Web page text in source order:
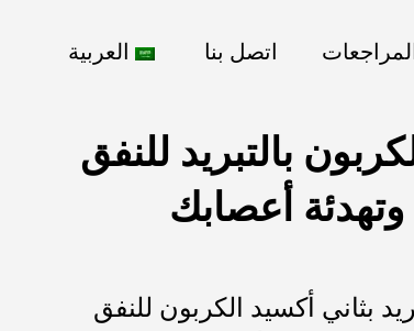
اتصل بنا العربية
بالتبريد للنفق
أعصابك
بثاني أكسيد الكربون للنفق